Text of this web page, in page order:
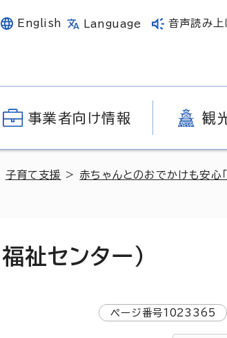
English Language 音声読み上
事業者向け情報 観
子育て支援 >赤ちゃんとのおでかけも安心
祉センター）
ページ番号1023365